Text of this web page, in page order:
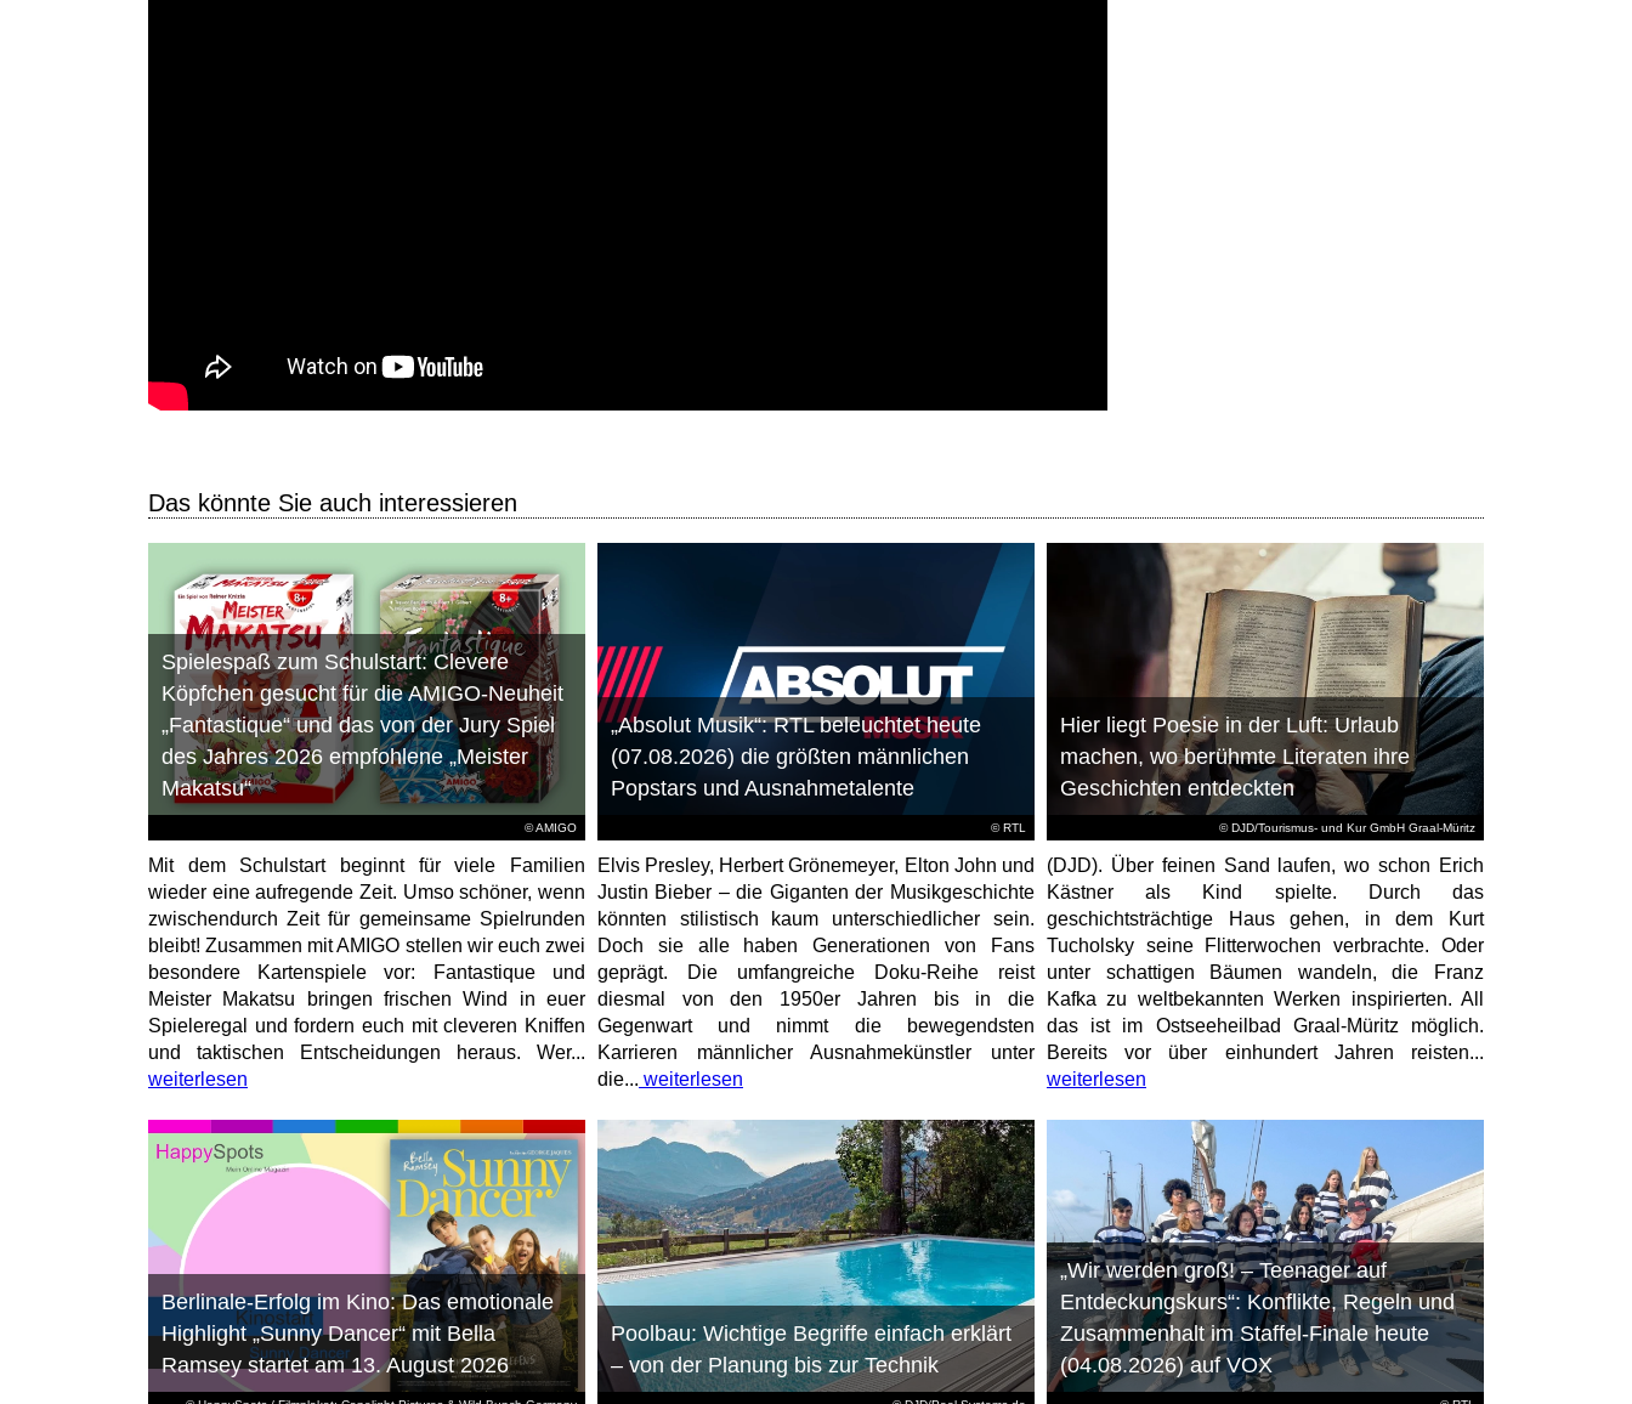
Das könnte Sie auch interessieren
© AMIGO
Spielespaß zum Schulstart: Clevere
Köpfchen gesucht für die AMIGO-Neuheit
„Fantastique“ und das von der Jury Spiel
des Jahres 2026 empfohlene „Meister
Makatsu“
Mit dem Schulstart beginnt für viele Familien
wieder eine aufregende Zeit. Umso schöner, wenn
zwischendurch Zeit für gemeinsame Spielrunden
bleibt! Zusammen mit AMIGO stellen wir euch zwei
besondere Kartenspiele vor: Fantastique und
Meister Makatsu bringen frischen Wind in euer
Spieleregal und fordern euch mit cleveren Kniffen
und taktischen Entscheidungen heraus. Wer...
weiterlesen
©RTL
„Absolut Musik“: RTL beleuchtet heute
(07.08.2026) die größten männlichen
Popstars und Ausnahmetalente
Elvis Presley, Herbert Grönemeyer, Elton John und
Justin Bieber – die Giganten der Musikgeschichte
könnten stilistisch kaum unterschiedlicher sein.
Doch sie alle haben Generationen von Fans
geprägt. Die umfangreiche Doku-Reihe reist
diesmal von den 1950er Jahren bis in die
Gegenwart und nimmt die bewegendsten
Karrieren männlicher Ausnahmekünstler unter
die... weiterlesen
© DJD/Tourismus- und Kur GmbH Graal-Müritz
Hier liegt Poesie in der Luft: Urlaub
machen, wo berühmte Literaten ihre
Geschichten entdeckten
(DJD). Über feinen Sand laufen, wo schon Erich
Kästner als Kind spielte. Durch das
geschichtsträchtige Haus gehen, in dem Kurt
Tucholsky seine Flitterwochen verbrachte. Oder
unter schattigen Bäumen wandeln, die Franz
Kafka zu weltbekannten Werken inspirierten. All
das ist im Ostseeheilbad Graal-Müritz möglich.
Bereits vor über einhundert Jahren reisten...
weiterlesen
Berlinale-Erfolg im Kino: Das emotionale
Highlight „Sunny Dancer“ mit Bella
Ramsey startet am 13. August 2026
Poolbau: Wichtige Begriffe einfach erklärt
– von der Planung bis zur Technik
„Wir werden groß! – Teenager auf
Entdeckungskurs“: Konflikte, Regeln und
Zusammenhalt im Staffel-Finale heute
(04.08.2026) auf VOX